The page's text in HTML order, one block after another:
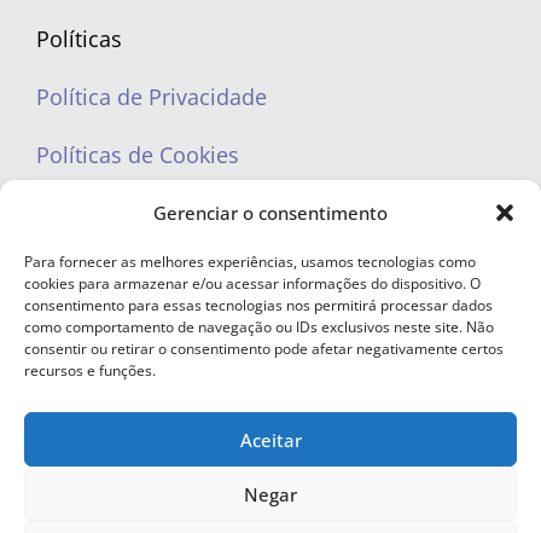
Gerenciar o consentimento
Para fornecer as melhores experiências, usamos tecnologias como
cookies para armazenar e/ou acessar informações do dispositivo. O
consentimento para essas tecnologias nos permitirá processar dados
como comportamento de navegação ou IDs exclusivos neste site. Não
consentir ou retirar o consentimento pode afetar negativamente certos
recursos e funções.
Aceitar
Negar
Políticas
Política de Privacidade
Políticas de Cookies
portaleufemea@gmail.com
© Copyright 2023 - Todos os direitos reservados. Proibida cópia total ou
parcial sem autorização.